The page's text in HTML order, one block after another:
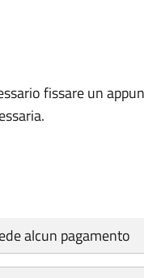
fissare un
alcun pagamento